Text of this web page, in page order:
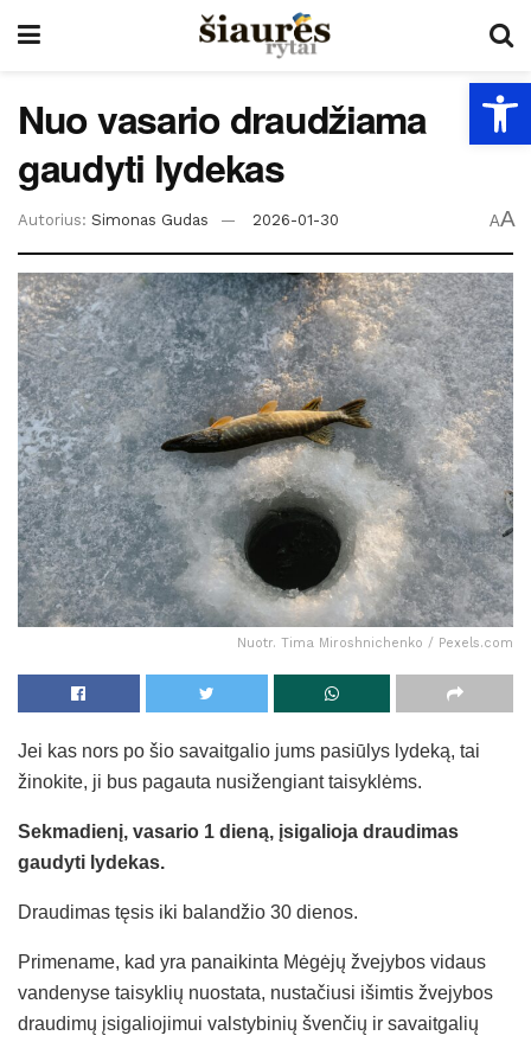
Nuo vasario draudžiama
gaudyti lydekas
Autorius: Simonas Gudas 2026-01-30 AA
Nuotr. Tima Miroshnichenko / Pexels.com
Jei kas nors po šio savaitgalio jums pasiūlys lydeką, tai
žinokite, ji bus pagauta nusižengiant taisyklėms.
Sekmadienį, vasario 1 dieną, įsigalioja draudimas
gaudyti lydekas.
Draudimas tęsis iki balandžio 30 dienos.
Primename, kad yra panaikinta Mėgėjų žvejybos vidaus
vandenyse taisyklių nuostata, nustačiusi išimtis žvejybos
draudimų įsigaliojimui valstybinių švenčių ir savaitgalių